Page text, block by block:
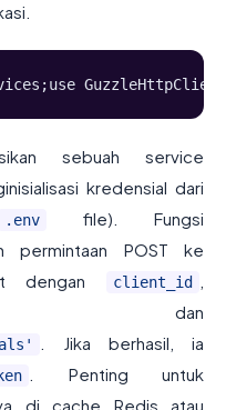
sebuah service
kredensial dari
.env file). Fungsi
permintaan POST ke
dengan
client_id
. Jika berhasil, ia
. Penting untuk
di cache Redis atau